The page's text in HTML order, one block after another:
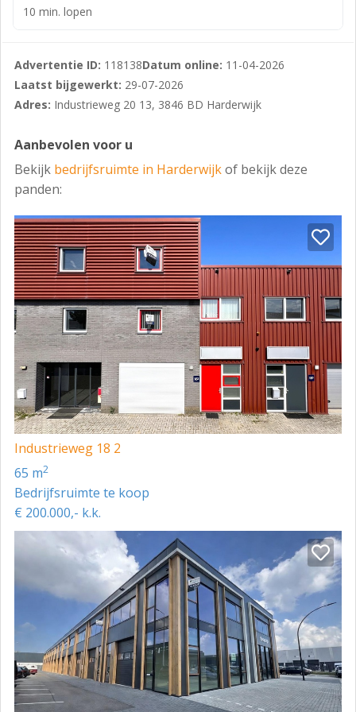
- tl-verlichtingsarmaturen;
BOUWJAAR
2006.
Het bestemmingsplan is genaamd ‘Lorentz I en II 2013’,
onherroepelijk vastgesteld op 23 april 2014.
De bestemming is ‘Bedrijf’.
VRAAGPRIJS
€ 295.000,- kosten koper.
KOOPOVEREENKOMST
Model koopovereenkomst voor Bedrijfs-
onroerendgoed (model 2023).
KOSTEN OVERDRACHT
Over de koopsom is overdrachtsbelasting verschuldigd.
Kosten voor de overdracht, zoals o.a. notariskosten en
kadasterkosten, zijn voor rekening van koper.
ZEKERHEIDSTELLING
10% van de koopsom te storten op een
derdenrekening van de notaris.
VOORBEHOUD
De huidige eigenaar van het object heeft een opdracht
tot dienstverlening verstrekt aan Hagenbeek
Vastgoed. Deze informatie is bedoeld als een geheel
vrijblijvende aanbieding en onder voorbehoud. Hieraan
kunnen geen rechten worden ontleend. Door
aanvaarding van de vermelde condities of het
uitbrengen van een bieding, worden onze
opdrachtgever(s) en wij niet gebonden en leidt het
10 min. lopen
Advertentie ID: 118138Datum online: 11-04-2026
Laatst bijgewerkt: 29-07-2026
Adres: Industrieweg 20 13, 3846 BD Harderwijk
Aanbevolen voor u
Bekijk bedrijfsruimte in Harderwijkof bekijk deze
panden:
Industrieweg 18 2
65 m2
Bedrijfsruimte te koop
€ 200.000,- k.k.